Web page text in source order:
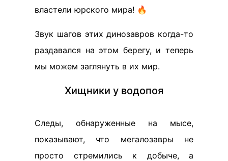
властели юрского мира! 🔥
Звук шагов этих динозавров когда-то
раздавался на этом берегу, и теперь
мы можем заглянуть в их мир.
Хищники у водопоя
Следы, обнаруженные на мысе,
показывают, что мегалозавры не
просто стремились к добыче, а